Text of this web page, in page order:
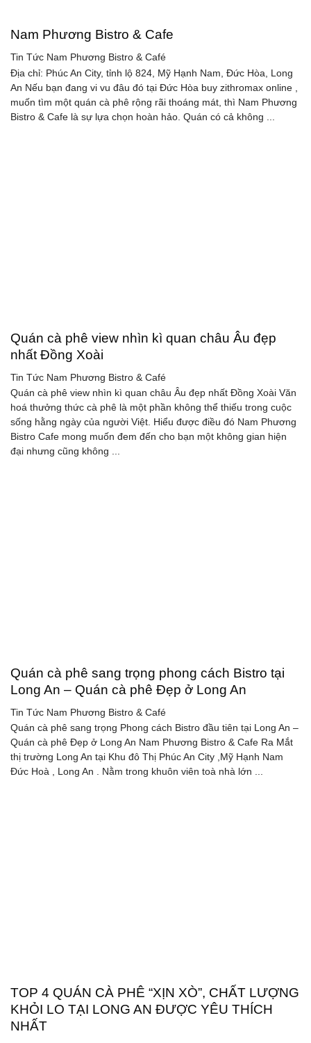
Nam Phương Bistro & Cafe
Tin Tức Nam Phương Bistro & Café
Địa chỉ: Phúc An City, tỉnh lộ 824, Mỹ Hạnh Nam, Đức Hòa, Long
An Nếu bạn đang vi vu đâu đó tại Đức Hòa buy zithromax online ,
muốn tìm một quán cà phê rộng rãi thoáng mát, thì Nam Phương
Bistro & Cafe là sự lựa chọn hoàn hảo. Quán có cả không ...
Quán cà phê view nhìn kì quan châu Âu đẹp
nhất Đồng Xoài
Tin Tức Nam Phương Bistro & Café
Quán cà phê view nhìn kì quan châu Âu đẹp nhất Đồng Xoài Văn
hoá thưởng thức cà phê là một phần không thể thiếu trong cuộc
sống hằng ngày của người Việt. Hiểu được điều đó Nam Phương
Bistro Cafe mong muốn đem đến cho bạn một không gian hiện
đại nhưng cũng không ...
Quán cà phê sang trọng phong cách Bistro tại
Long An – Quán cà phê Đẹp ở Long An
Tin Tức Nam Phương Bistro & Café
Quán cà phê sang trọng Phong cách Bistro đầu tiên tại Long An –
Quán cà phê Đẹp ở Long An Nam Phương Bistro & Cafe Ra Mắt
thị trường Long An tại Khu đô Thị Phúc An City ,Mỹ Hạnh Nam
Đức Hoà , Long An . Nằm trong khuôn viên toà nhà lớn ...
TOP 4 QUÁN CÀ PHÊ “XỊN XÒ”, CHẤT LƯỢNG
KHỎI LO TẠI LONG AN ĐƯỢC YÊU THÍCH
NHẤT